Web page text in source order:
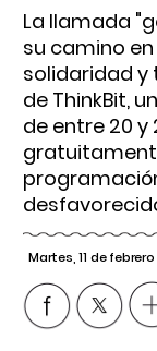
La llamada
su camino
solidaridad y
de ThinkBit,
de entre 20 y
Martes, 11 de febrero